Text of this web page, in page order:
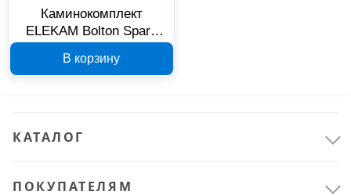
Каминокомплект
ELEKAM Bolton Spark
В корзину
КАТАЛОГ
ПОКУПАТЕЛЯМ